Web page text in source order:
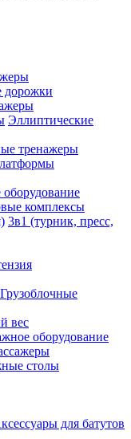
дорожки
Эллиптические
тренажеры
комплексы
3в1 (турник, пресс,
Грузоблочные
вес
оборудование
столы
для батутов